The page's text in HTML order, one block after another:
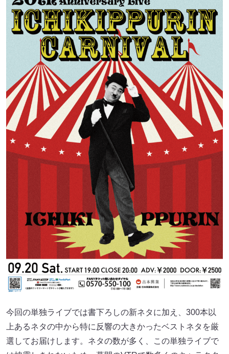
今回の単独ライブでは書下ろしの新ネタに加え、300本以
上あるネタの中から特に反響の大きかったベストネタを厳
選してお届けします。ネタの数が多く、この単独ライブで